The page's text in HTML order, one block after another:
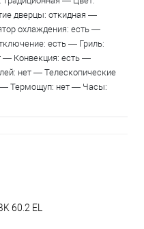
дверцы: откидная —
охлаждения: есть —
есть — Гриль:
— Конвекция: есть —
нет — Телескопические
— Термощуп: нет — Часы:
60.2 EL